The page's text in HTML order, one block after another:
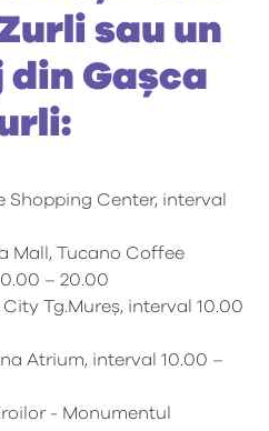
sau un
din Gașca
Center, interval
Mall, Tucano Coffee
– 20.00
Tg.Mureș, interval 10.00
Atrium, interval 10.00 –
- Monumentul